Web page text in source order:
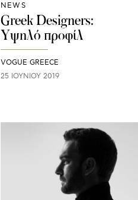
NEWS
Greek Designers:
Yψηλό προφίλ
VOGUE GREECE
25 ΙΟΥΝΊΟΥ 2019